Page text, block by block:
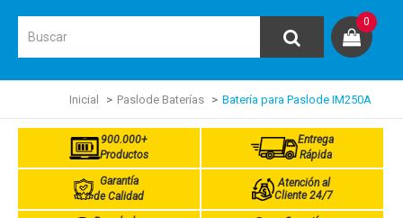
0
Inicial Paslode Baterías Batería para Paslode IM250A
900.000+
Productos
Entrega
Rápida
Garantía
de Calidad
Atención al
Cliente 24/7